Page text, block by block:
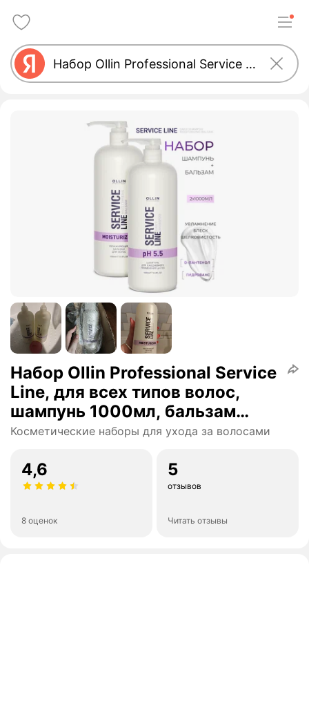
Набор Ollin Professional Service
Line, для всех типов волос,
шампунь 1000мл, бальзам
1000мл
Косметические наборы для ухода за волосами
4,6
8 оценок
5
отзывов
Читать отзывы